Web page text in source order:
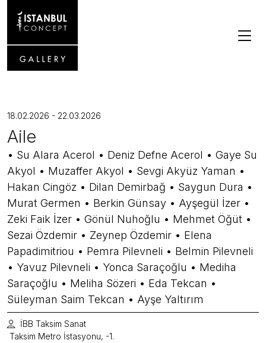
18.02.2026 - 22.03.2026
Aile
• Su Alara Acerol • Deniz Defne Acerol • Gaye Su
Akyol • Muzaffer Akyol • Sevgi Akyüz Yaman •
Hakan Cingöz • Dilan Demirbağ • Saygun Dura •
Murat Germen • Berkin Günsay • Ayşegül İzer •
Zeki Faik İzer • Gönül Nuhoğlu • Mehmet Öğüt •
Sezai Özdemir • Zeynep Özdemir • Elena
Papadimitriou • Pemra Pilevneli • Belmin Pilevneli
• Yavuz Pilevneli • Yonca Saraçoğlu • Mediha
Saraçoğlu • Meliha Sözeri • Eda Tekcan •
Süleyman Saim Tekcan • Ayşe Yaltırım
İBB Taksim Sanat
Taksim Metro İstasyonu, -1.